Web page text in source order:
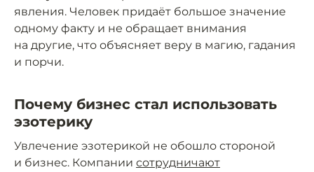
явления. Человек придаёт большое значение
одному факту и не обращает внимания
на другие, что объясняет веру в магию, гадания
и порчи.
Почему бизнес стал использовать
эзотерику
Увлечение эзотерикой не обошло стороной
и бизнес. Компании сотрудничают